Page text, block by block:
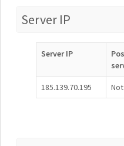
Server IP
Server IP
185.139.70.195